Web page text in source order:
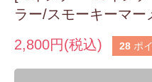
ラー/スモーキーマー
2,800円(税込)
28 ポ